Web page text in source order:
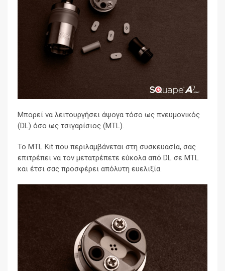
Μπορεί να λειτουργήσει άψογα τόσο ως πνευμονικός
(DL) όσο ως τσιγαρίσιος (MTL).
Το MTL Kit που περιλαμβάνεται στη συσκευασία, σας
επιτρέπει να τον μετατρέπετε εύκολα από DL σε MTL
και έτσι σας προσφέρει απόλυτη ευελιξία.